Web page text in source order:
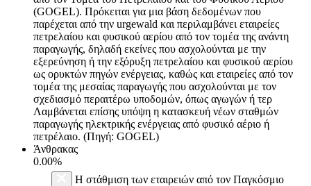
(GOGEL). Πρόκειται για μια βάση δεδομένων που
παρέχεται από την urgewald και περιλαμβάνει εταιρείες
πετρελαίου και φυσικού αερίου από τον τομέα της ανάντη
παραγωγής, δηλαδή εκείνες που ασχολούνται με την
εξερεύνηση ή την εξόρυξη πετρελαίου και φυσικού αερίου
ως ορυκτών πηγών ενέργειας, καθώς και εταιρείες από τον
τομέα της μεσαίας παραγωγής που ασχολούνται με τον
σχεδιασμό περαιτέρω υποδομών, όπως αγωγών ή τερ
Λαμβάνεται επίσης υπόψη η κατασκευή νέων σταθμών
παραγωγής ηλεκτρικής ενέργειας από φυσικό αέριο ή
πετρέλαιο. (Πηγή: GOGEL)
Άνθρακας
0.00%
Η στάθμιση των εταιρειών από τον Παγκόσμιο